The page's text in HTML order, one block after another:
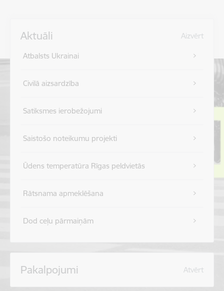
Aktuāli Aizvērt
Atbalsts Ukrainai
Civilā aizsardzība
Satiksmes ierobežojumi
Saistošo noteikumu projekti
Ūdens temperatūra Rīgas peldvietās
Rātsnama apmeklēšana
Dod ceļu pārmaiņām
Pakalpojumi Atvērt